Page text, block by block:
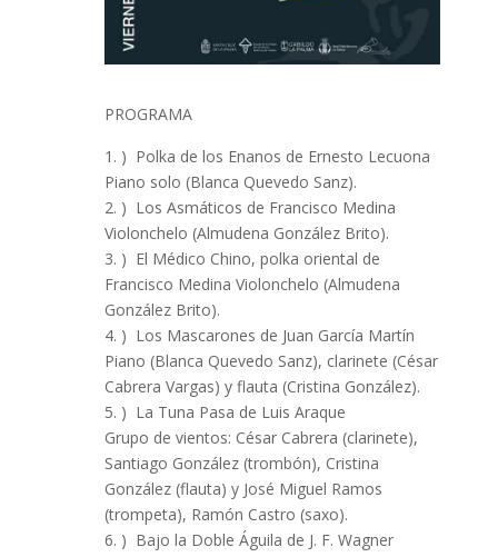
PROGRAMA
) Polka de los Enanos de Ernesto Lecuona
Piano solo (Blanca Quevedo Sanz).
) Los Asmáticos de Francisco Medina
Violonchelo (Almudena González Brito).
) El Médico Chino, polka oriental de
Francisco Medina Violonchelo (Almudena
González Brito).
) Los Mascarones de Juan García Martín
Piano (Blanca Quevedo Sanz), clarinete (César
Cabrera Vargas) y flauta (Cristina González).
) La Tuna Pasa de Luis Araque
Grupo de vientos: César Cabrera (clarinete),
Santiago González (trombón), Cristina
González (flauta) y José Miguel Ramos
(trompeta), Ramón Castro (saxo).
) Bajo la Doble Águila de J. F. Wagner